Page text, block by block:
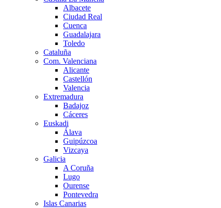
Albacete
Ciudad Real
Cuenca
Guadalajara
Toledo
Cataluña
Com. Valenciana
Alicante
Castellón
Valencia
Extremadura
Badajoz
Cáceres
Euskadi
Álava
Guipúzcoa
Vizcaya
Galicia
A Coruña
Lugo
Ourense
Pontevedra
Islas Canarias